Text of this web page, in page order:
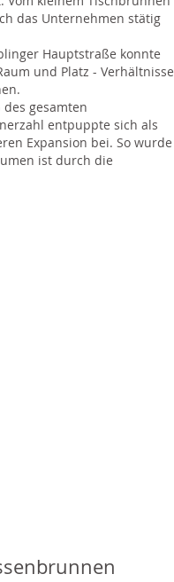
das Unternehmen stätig
Hauptstraße konnte
und Platz - Verhältnisse
gesamten
entpuppte sich als
Expansion bei. So wurde
ist durch die